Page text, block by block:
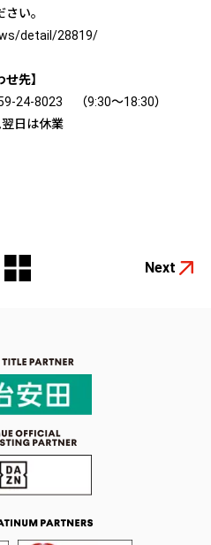
い。
detail/28819/
先】
24-8023 （9:30～18:30）
日は休業
Next